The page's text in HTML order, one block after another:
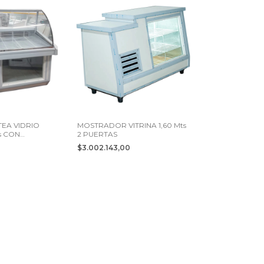
VIDRIO
CON
MOSTRADOR VITRINA 1,60 Mts
2 PUERTAS
$3.002.143,00